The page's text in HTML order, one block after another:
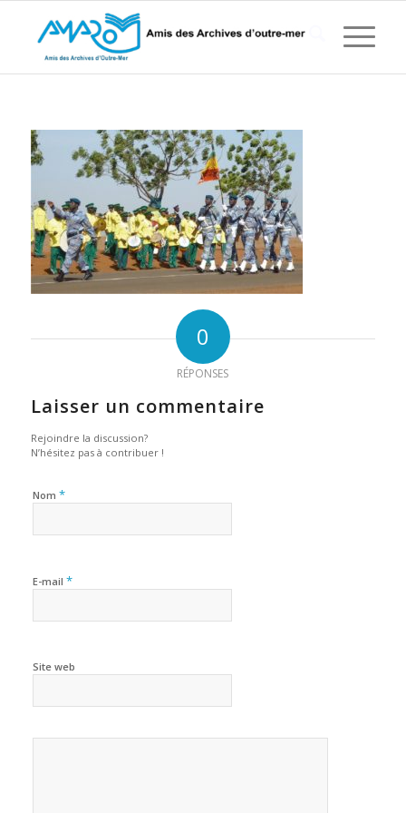
0
RÉPONSES
Laisser un commentaire
Rejoindre la discussion?
N’hésitez pas à contribuer !
Nom *
E-mail *
Site web